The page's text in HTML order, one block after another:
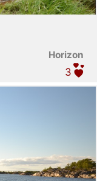
Horizon
3